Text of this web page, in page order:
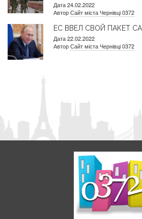
Дата 24.02.2022
АвторСайт міста Чернівці 0372
ЕС ВВЕЛ СВОЙ ПАКЕТ
Дата 22.02.2022
АвторСайт міста Чернівці 0372